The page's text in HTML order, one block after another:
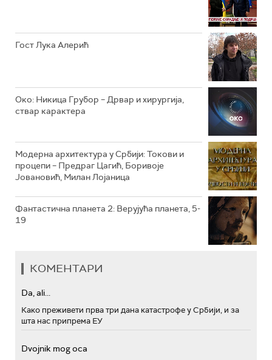
Гост Лука Алерић
Око: Никица Грубор – Дрвар и хирургија,
ствар карактера
Модерна архитектура у Србији: Токови и
процепи – Предраг Цагић, Боривоје
Јовановић, Милан Лојаница
Фантастична планета 2: Верујућа планета, 5-
19
КОМЕНТАРИ
Da, ali...
Како преживети прва три дана катастрофе у Србији, и за
шта нас припрема ЕУ
Dvojnik mog oca